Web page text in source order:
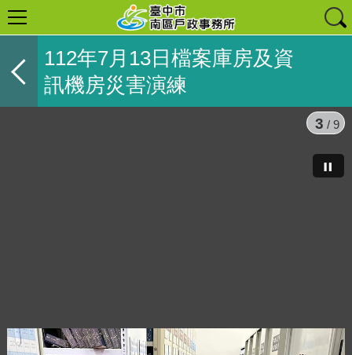
112年7月13日檔案庫房及資
訊機房災害演練
3 / 9